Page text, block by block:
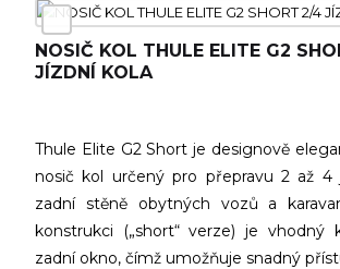
NOSIČ KOL THULE ELITE G2
JÍZDNÍ KOLA
Thule Elite G2 Short je designově
nosič kol určený pro přepravu 2 až 4
zadní stěně obytných vozů a
konstrukci („short“ verze) je vhodný
zadní okno, čímž umožňuje snadný